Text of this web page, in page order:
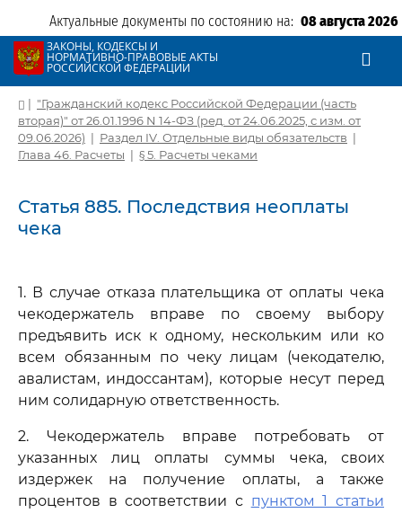
Актуальные документы по состоянию на: 08 августа 2026
ЗАКОНЫ, КОДЕКСЫ И
НОРМАТИВНО-ПРАВОВЫЕ АКТЫ
РОССИЙСКОЙ ФЕДЕРАЦИИ
| "Гражданский кодекс Российской Федерации (часть
вторая)" от 26.01.1996 N 14-ФЗ (ред. от 24.06.2025, с изм. от
09.06.2026) | Раздел IV. Отдельные виды обязательств |
Глава 46. Расчеты | § 5. Расчеты чеками
Статья 885. Последствия неоплаты
чека
1. В случае отказа плательщика от оплаты чека
чекодержатель вправе по своему выбору
предъявить иск к одному, нескольким или ко
всем обязанным по чеку лицам (чекодателю,
авалистам, индоссантам), которые несут перед
ним солидарную ответственность.
2. Чекодержатель вправе потребовать от
указанных лиц оплаты суммы чека, своих
издержек на получение оплаты, а также
процентов в соответствии с пунктом 1 статьи